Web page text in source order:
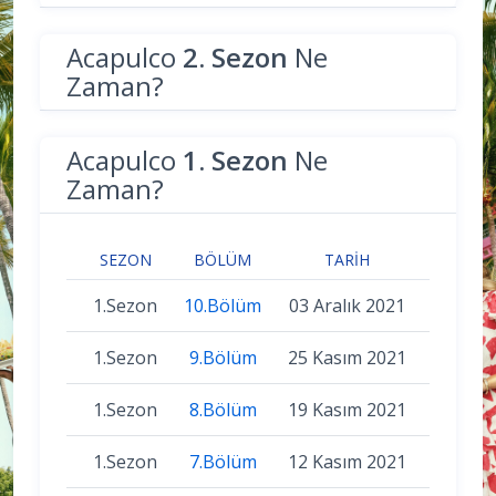
Acapulco 2. Sezon Ne
Zaman?
Acapulco 1. Sezon Ne
Zaman?
SEZON BÖLÜM TARIH
1.Sezon 10.Bölüm 03 Aralık 2021
1.Sezon 9.Bölüm 25 Kasım 2021
1.Sezon 8.Bölüm 19 Kasım 2021
1.Sezon 7.Bölüm 12 Kasım 2021